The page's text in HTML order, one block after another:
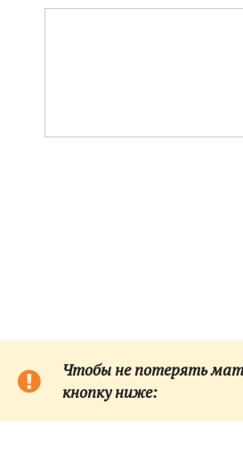
Чтобы не потерять
кнопку ниже: